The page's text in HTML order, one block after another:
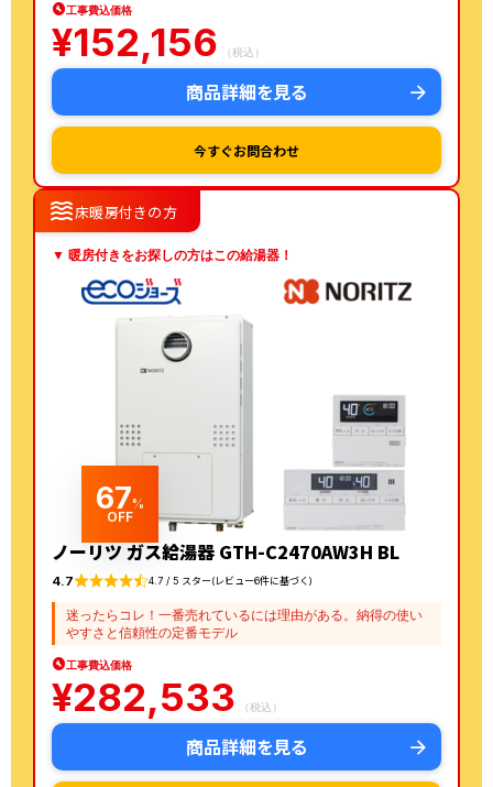
工事費込価格
¥152,156 （税込）
商品詳細を見る
今すぐお問合わせ
waves床暖房付きの方
▼ 暖房付きをお探しの方はこの給湯器！
67%
OFF
ノーリツ ガス給湯器 GTH-C2470AW3H BL
4.7 4.7 / 5 スター(レビュー6件に基づく)
迷ったらコレ！一番売れているには理由がある。納得の使い
やすさと信頼性の定番モデル
工事費込価格
¥282,533 （税込）
商品詳細を見る